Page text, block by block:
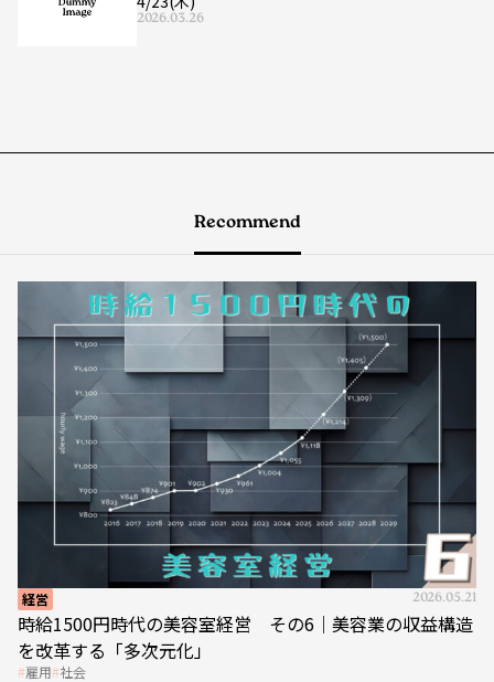
2026.03.26
Recommend
経営 2026.05.21
時給1500円時代の美容室経営 その6｜美容業の収益構造
を改革する「多次元化」
雇用 社会